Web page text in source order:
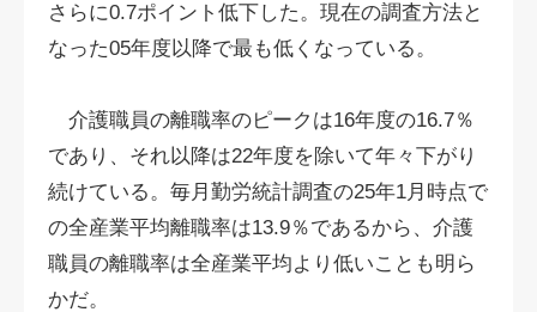
さらに0.7ポイント低下した。現在の調査方法と
なった05年度以降で最も低くなっている。
介護職員の離職率のピークは16年度の16.7％
であり、それ以降は22年度を除いて年々下がり
続けている。毎月勤労統計調査の25年1月時点で
の全産業平均離職率は13.9％であるから、介護
職員の離職率は全産業平均より低いことも明ら
かだ。